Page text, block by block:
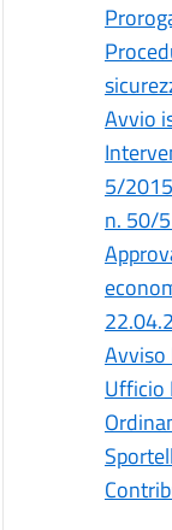
Avvio
5/
n. 50/
Avviso
Ufficio